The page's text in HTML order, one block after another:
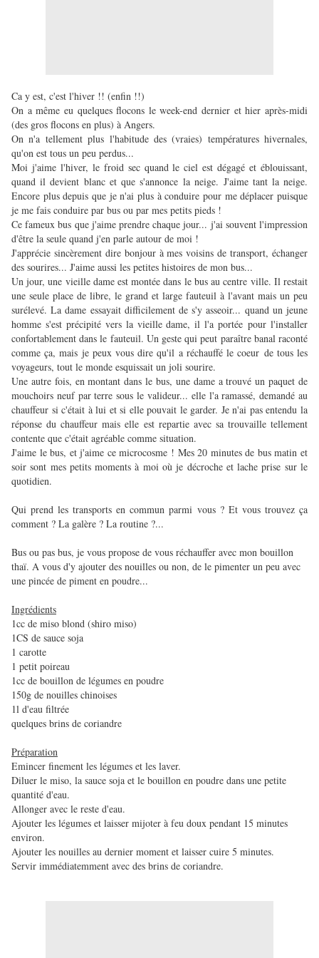
Ca y est, c'est l'hiver !! (enfin !!)
On a même eu quelques flocons le week-end dernier et hier après-midi
(des gros flocons en plus) à Angers.
On n'a tellement plus l'habitude des (vraies) températures hivernales,
qu'on est tous un peu perdus...
Moi j'aime l'hiver, le froid sec quand le ciel est dégagé et éblouissant,
quand il devient blanc et que s'annonce la neige. J'aime tant la neige.
Encore plus depuis que je n'ai plus à conduire pour me déplacer puisque
je me fais conduire par bus ou par mes petits pieds !
Ce fameux bus que j'aime prendre chaque jour... j'ai souvent l'impression
d'être la seule quand j'en parle autour de moi !
J'apprécie sincèrement dire bonjour à mes voisins de transport, échanger
des sourires... J'aime aussi les petites histoires de mon bus...
Un jour, une vieille dame est montée dans le bus au centre ville. Il restait
une seule place de libre, le grand et large fauteuil à l'avant mais un peu
surélevé. La dame essayait difficilement de s'y asseoir... quand un jeune
homme s'est précipité vers la vieille dame, il l'a portée pour l'installer
confortablement dans le fauteuil. Un geste qui peut paraître banal raconté
comme ça, mais je peux vous dire qu'il a réchauffé le coeur de tous les
voyageurs, tout le monde esquissait un joli sourire.
Une autre fois, en montant dans le bus, une dame a trouvé un paquet de
mouchoirs neuf par terre sous le valideur... elle l'a ramassé, demandé au
chauffeur si c'était à lui et si elle pouvait le garder. Je n'ai pas entendu la
réponse du chauffeur mais elle est repartie avec sa trouvaille tellement
contente que c'était agréable comme situation.
J'aime le bus, et j'aime ce microcosme ! Mes 20 minutes de bus matin et
soir sont mes petits moments à moi où je décroche et lache prise sur le
quotidien.
Qui prend les transports en commun parmi vous ? Et vous trouvez ça
comment ? La galère ? La routine ?...
Bus ou pas bus, je vous propose de vous réchauffer avec mon bouillon
thaï. A vous d'y ajouter des nouilles ou non, de le pimenter un peu avec
une pincée de piment en poudre...
Ingrédients
1cc de miso blond (shiro miso)
1CS de sauce soja
1 carotte
1 petit poireau
1cc de bouillon de légumes en poudre
150g de nouilles chinoises
1l d'eau filtrée
quelques brins de coriandre
Préparation
Emincer finement les légumes et les laver.
Diluer le miso, la sauce soja et le bouillon en poudre dans une petite
quantité d'eau.
Allonger avec le reste d'eau.
Ajouter les légumes et laisser mijoter à feu doux pendant 15 minutes
environ.
Ajouter les nouilles au dernier moment et laisser cuire 5 minutes.
Servir immédiatemment avec des brins de coriandre.